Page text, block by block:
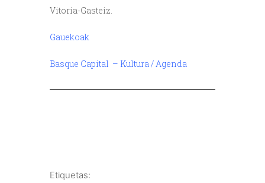
Vitoria-Gasteiz.
Gauekoak
Basque Capital – Kultura / Agenda
Etiquetas: